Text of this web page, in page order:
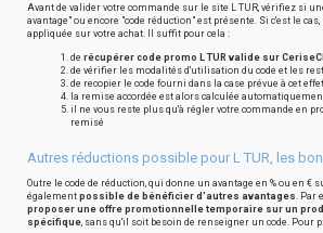
Avant de valider votre commande sur le site L TUR, vérifiez si
avantage" ou encore "code réduction" est présente. Si c'est le
appliquée sur votre achat. Il suffit pour cela :
de récupérer code promo L TUR valide sur
de vérifier les modalités d'utilisation du code et les
de recopier le code fourni dans la case prévue à cet
la remise accordée est alors calculée
il ne vous reste plus qu'à régler votre commande en
remisé
Autres réductions possible pour L TUR, les
Outre le code de réduction, qui donne un avantage en % ou en €
également possible de bénéficier d'autres avantages. Par
proposer une offre promotionnelle temporaire sur un
spécifique, sans qu'il soit besoin de renseigner un code. Pour